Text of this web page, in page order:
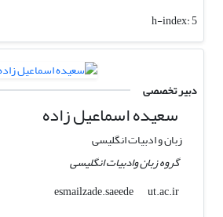
h-index:5
دبیر تخصصی
سعیده اسماعیل زاده
زبان و ادبیات انگلیسی
گروه زبان وادبیات انگلیسی
esmailzade.saeede
ut.ac.ir